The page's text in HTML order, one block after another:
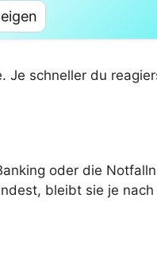
Je schneller du
oder die
bleibt sie je